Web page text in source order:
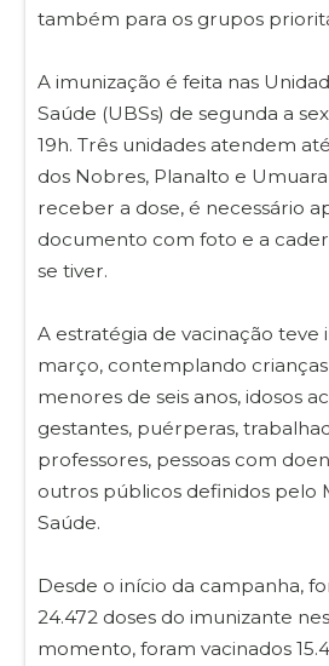
também para os grupos
A imunização é feita nas
Saúde (UBSs) de segunda a
19h. Três unidades atendem
dos Nobres, Planalto e
receber a dose, é necessário
documento com foto e a
se tiver.
A estratégia de vacinação teve
março, contemplando crianças
menores de seis anos, idosos
gestantes, puérperas,
professores, pessoas com
outros públicos definidos pelo
Saúde.
Desde o início da campanha,
24.472 doses do imunizante
momento, foram vacinados